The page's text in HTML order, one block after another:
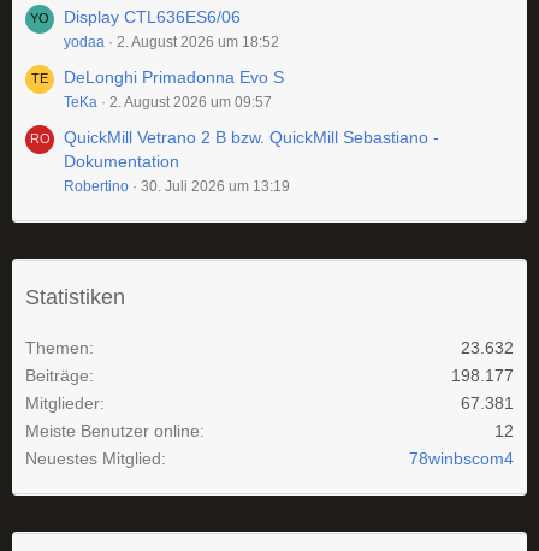
Display CTL636ES6/06
yodaa 2. August 2026 um 18:52
DeLonghi Primadonna Evo S
TeKa 2. August 2026 um 09:57
QuickMill Vetrano 2 B bzw. QuickMill Sebastiano -
Dokumentation
Robertino 30. Juli 2026 um 13:19
Statistiken
Themen
23.632
Beiträge
198.177
Mitglieder
67.381
Meiste Benutzer online
12
Neuestes Mitglied
78winbscom4